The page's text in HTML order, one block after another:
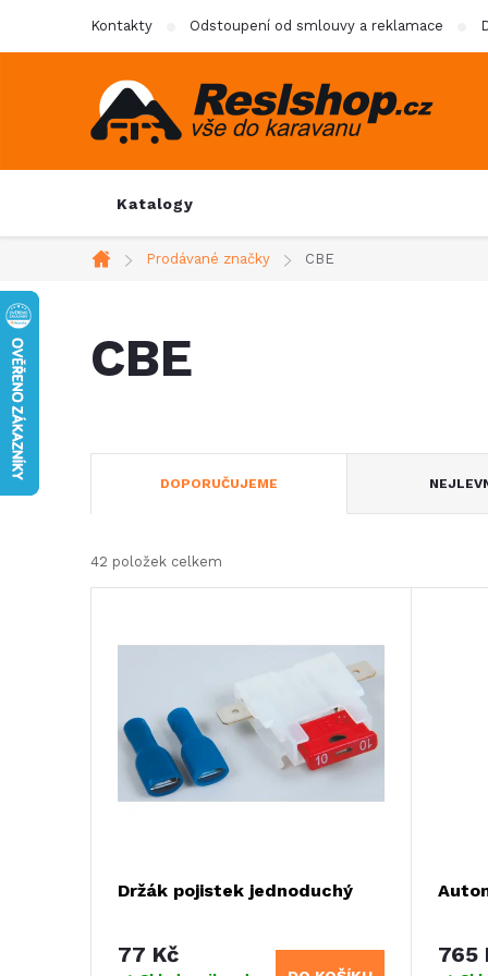
Kontakty Odstoupení od smlouvy a reklamace
Katalogy
Domů
Prodávané značky CBE
CBE
z
DOPORUČUJEME
42 položek celkem
Držák pojistek jednoduchý
77 Kč 765